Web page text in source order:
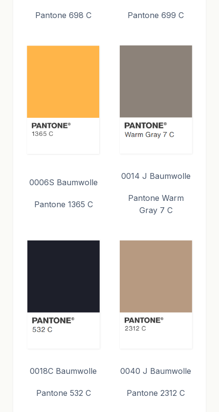
Pantone 698 C Pantone 699 C
0006S Baumwolle
Pantone 1365 C
0014 J Baumwolle
Pantone Warm
Gray 7 C
0018C Baumwolle
Pantone 532 C
0040 J Baumwolle
Pantone 2312 C